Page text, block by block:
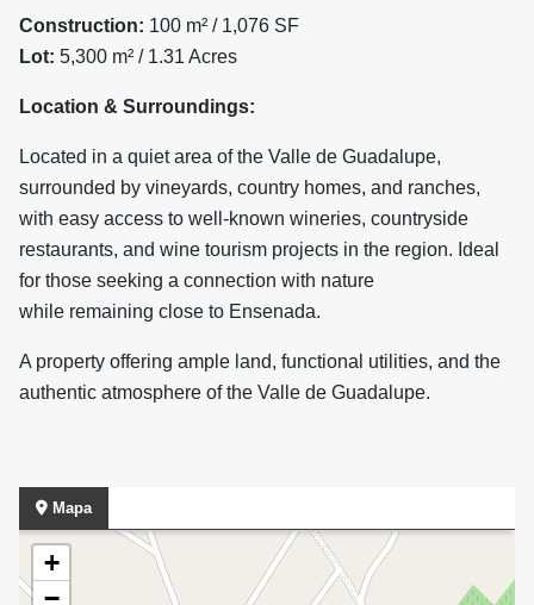
Construction: 100 m² / 1,076 SF
Lot: 5,300 m² / 1.31 Acres
Location & Surroundings:
Located in a quiet area of the Valle de Guadalupe,
surrounded by vineyards, country homes, and ranches,
with easy access to well-known wineries, countryside
restaurants, and wine tourism projects in the region. Ideal
for those seeking a connection with nature
while remaining close to Ensenada.
A property offering ample land, functional utilities, and the
authentic atmosphere of the Valle de Guadalupe.
Mapa
+
−